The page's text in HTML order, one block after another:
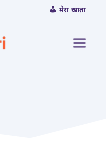
मेरा खाता
मेनू